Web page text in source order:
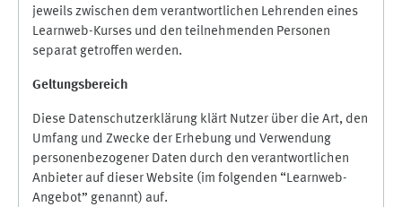
jeweils zwischen dem verantwortlichen Lehrenden eines
Learnweb-Kurses und den teilnehmenden Personen
separat getroffen werden.
Geltungsbereich
Diese Datenschutzerklärung klärt Nutzer über die Art, den
Umfang und Zwecke der Erhebung und Verwendung
personenbezogener Daten durch den verantwortlichen
Anbieter auf dieser Website (im folgenden “Learnweb-
Angebot” genannt) auf.